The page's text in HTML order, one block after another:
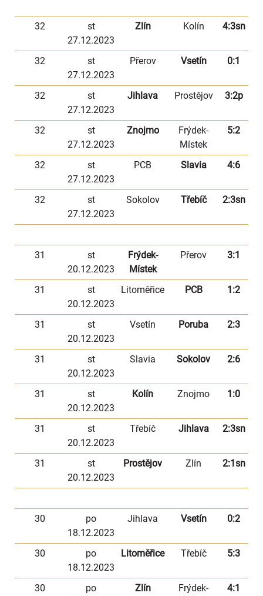
32
st
27.12.2023
Zlín Kolín 4:3sn
32
st
27.12.2023
Přerov Vsetín 0:1
32
st
27.12.2023
Jihlava Prostějov 3:2p
32
st
27.12.2023
Znojmo
Frýdek-
Místek
5:2
32
st
27.12.2023
PCB Slavia 4:6
32
st
27.12.2023
Sokolov Třebíč 2:3sn
31
st
20.12.2023
Frýdek-
Místek
Přerov 3:1
31
st
20.12.2023
Litoměřice PCB 1:2
31
st
20.12.2023
Vsetín Poruba 2:3
31
st
20.12.2023
Slavia Sokolov 2:6
31
st
20.12.2023
Kolín Znojmo 1:0
31
st
20.12.2023
Třebíč Jihlava 2:3sn
31
st
20.12.2023
Prostějov Zlín 2:1sn
30
po
18.12.2023
Jihlava Vsetín 0:2
30
po
18.12.2023
Litoměřice Třebíč 5:3
30
po
Zlín
Frýdek-
4:1